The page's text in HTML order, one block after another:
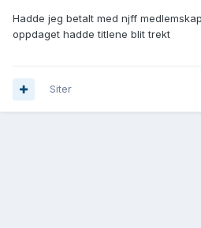
Hadde jeg betalt med njff
oppdaget hadde titlene blit trekt
Siter